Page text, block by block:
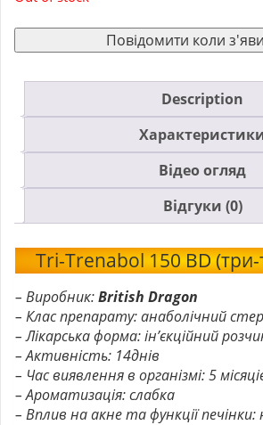
Повідомити коли
Description
Відео огляд
Відгуки (0)
Tri-Trenabol 150 BD
– Виробник:British Dragon
– Клас препарату: анаболічний
– Лікарська форма: ін’єкційний
– Активність: 14днів
– Час виявлення в організмі: 5
– Ароматизація: слабка
– Вплив на акне та функції печінки: